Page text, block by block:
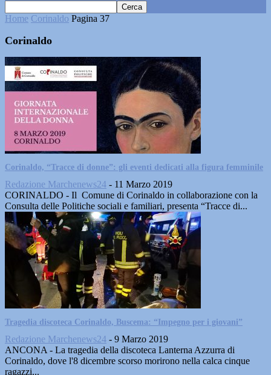
Home Corinaldo Pagina 37
Corinaldo
Corinaldo, “Tracce di donne”: gli eventi dedicati alla figura femminile
Redazione Marchenews24 - 11 Marzo 2019
CORINALDO - Il Comune di Corinaldo in collaborazione con la
Consulta delle Politiche sociali e familiari, presenta “Tracce di...
Tragedia discoteca Corinaldo, Buscema: “Impegno per i giovani”
Redazione Marchenews24 - 9 Marzo 2019
ANCONA - La tragedia della discoteca Lanterna Azzurra di
Corinaldo, dove l'8 dicembre scorso morirono nella calca cinque
ragazzi...